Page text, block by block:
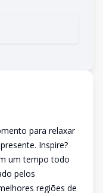
para relaxar
Inspire?
um tempo todo
pelos
regiões de